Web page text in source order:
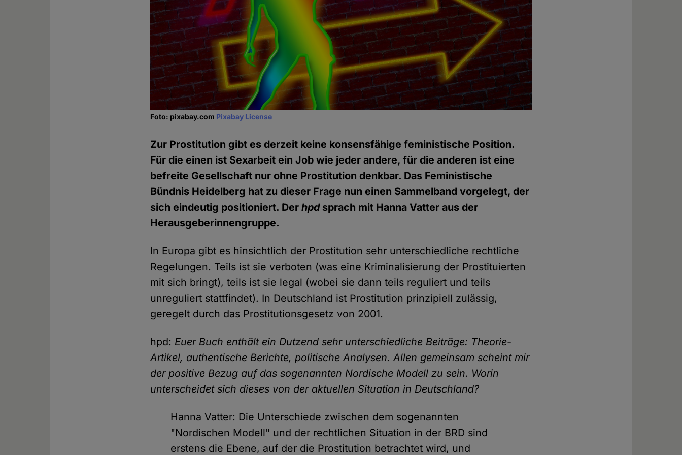
Foto: pixabay.com Pixabay License
Zur Prostitution gibt es derzeit keine konsensfähige feministische Position.
Für die einen ist Sexarbeit ein Job wie jeder andere, für die anderen ist eine
befreite Gesellschaft nur ohne Prostitution denkbar. Das Feministische
Bündnis Heidelberg hat zu dieser Frage nun einen Sammelband vorgelegt, der
sich eindeutig positioniert. Derhpdsprach mit Hanna Vatter aus der
Herausgeberinnengruppe.
In Europa gibt es hinsichtlich der Prostitution sehr unterschiedliche rechtliche
Regelungen. Teils ist sie verboten (was eine Kriminalisierung der Prostituierten
mit sich bringt), teils ist sie legal (wobei sie dann teils reguliert und teils
unreguliert stattfindet). In Deutschland ist Prostitution prinzipiell zulässig,
geregelt durch das Prostitutionsgesetz von 2001.
hpd: Euer Buch enthält ein Dutzend sehr unterschiedliche Beiträge: Theorie-
Artikel, authentische Berichte, politische Analysen. Allen gemeinsam scheint mir
der positive Bezug auf das sogenannten Nordische Modell zu sein. Worin
unterscheidet sich dieses von der aktuellen Situation in Deutschland?
Hanna Vatter: Die Unterschiede zwischen dem sogenannten
"Nordischen Modell" und der rechtlichen Situation in der BRD sind
erstens die Ebene, auf der die Prostitution betrachtet wird, und